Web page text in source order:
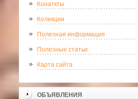
Конаткты
Колекции
Полезная информация
Полезные статьи
Карта сайта
ОБЪЯВЛЕНИЯ